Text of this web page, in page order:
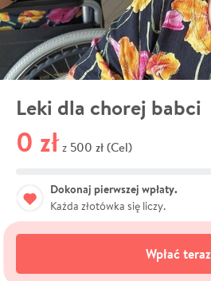
Leki dla chorej babci
0 zł z 500 zł (Cel)
Dokonaj pierwszej wpłaty.
Każda złotówka się liczy.
Wpłać teraz